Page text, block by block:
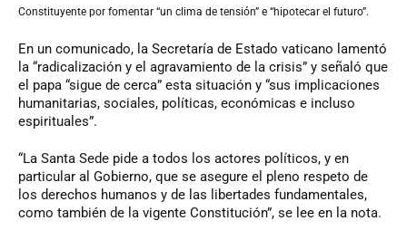
Constituyente por fomentar “un clima de tensión” e “hipotecar el futuro”.
En un comunicado, la Secretaría de Estado vaticano lamentó
la “radicalización y el agravamiento de la crisis” y señaló que
el papa “sigue de cerca” esta situación y “sus implicaciones
humanitarias, sociales, políticas, económicas e incluso
espirituales”.
“La Santa Sede pide a todos los actores políticos, y en
particular al Gobierno, que se asegure el pleno respeto de
los derechos humanos y de las libertades fundamentales,
como también de la vigente Constitución”, se lee en la nota.